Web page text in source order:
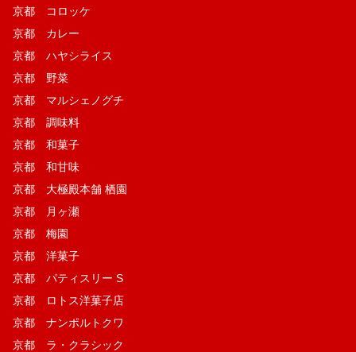
京都 コロッケ
京都 カレー
京都 ハヤシライス
京都 野菜
京都 マルシェノグチ
京都 調味料
京都 和菓子
京都 和甘味
京都 大極殿本舗 栖園
京都 月ヶ瀬
京都 梅園
京都 洋菓子
京都 パティスリー S
京都 ロトス洋菓子店
京都 ナンポルトクワ
京都 ラ・クラシック